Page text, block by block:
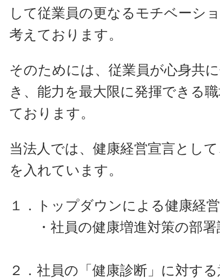
して従業員の更なるモチベーシ
考えております。
そのためには、従業員が心身共
き、能力を最大限に発揮できる
ております。
当法人では、健康経営宣言とし
を入れています。
１．トップダウンによる健康経
・社員の健康増進対策の部署
２．社員の「健康診断」に対す